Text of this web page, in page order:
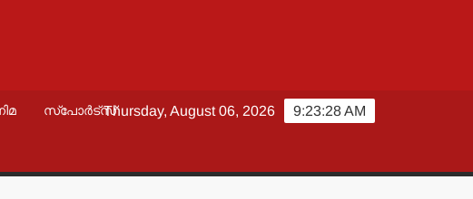
സ്പോർട്സ് 9:23:29 AM
Thursday, August 06, 2026